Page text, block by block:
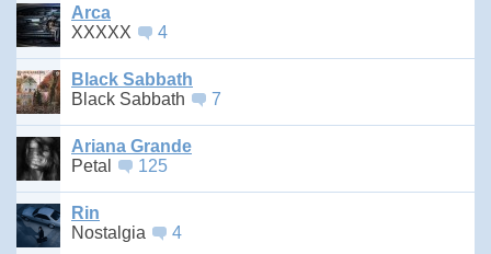
Arca
XXXXX
4
Black Sabbath
Black Sabbath
7
Ariana Grande
Petal
125
Rin
Nostalgia
4